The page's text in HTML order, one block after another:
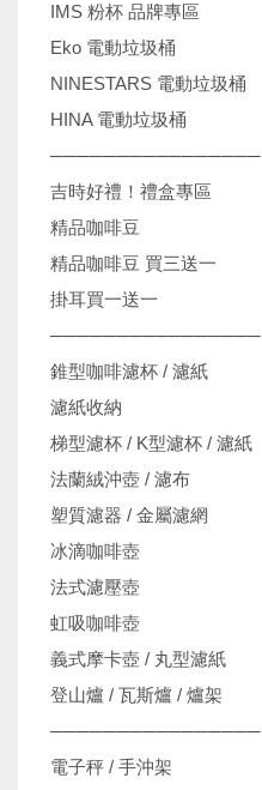
IMS 粉杯 品牌專區
Eko 電動垃圾桶
NINESTARS 電動垃圾桶
HINA 電動垃圾桶
────────────────
吉時好禮！禮盒專區
精品咖啡豆
精品咖啡豆 買三送一
掛耳買一送一
────────────────
錐型咖啡濾杯 / 濾紙
濾紙收納
梯型濾杯 / K型濾杯 / 濾紙
法蘭絨沖壺 / 濾布
塑質濾器 / 金屬濾網
冰滴咖啡壺
法式濾壓壺
虹吸咖啡壺
義式摩卡壺 / 丸型濾紙
登山爐 / 瓦斯爐 / 爐架
────────────────
電子秤 / 手沖架